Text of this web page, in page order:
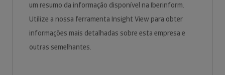
um resumo da informação disponível na Iberinform.
Utilize a nossa ferramenta Insight View para obter
informações mais detalhadas sobre esta empresa e
outras semelhantes.